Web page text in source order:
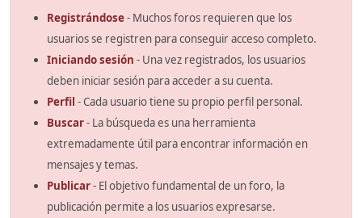
Registrándose- Muchos foros requieren que los
usuarios se registren para conseguir acceso completo.
Iniciando sesión - Una vez registrados, los usuarios
deben iniciar sesión para acceder a su cuenta.
Perfil - Cada usuario tiene su propio perfil personal.
Buscar- La búsqueda es una herramienta
extremadamente útil para encontrar información en
mensajes y temas.
Publicar- El objetivo fundamental de un foro, la
publicación permite a los usuarios expresarse.